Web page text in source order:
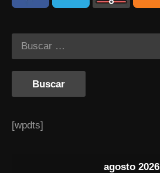
[wpdts]
agosto 2026